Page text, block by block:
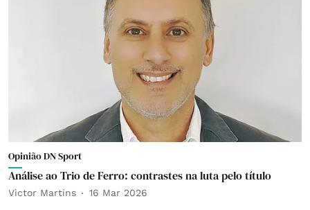
Opinião DN Sport
Análise ao Trio de Ferro: contrastes na luta pelo título
Victor Martins 16 Mar 2026